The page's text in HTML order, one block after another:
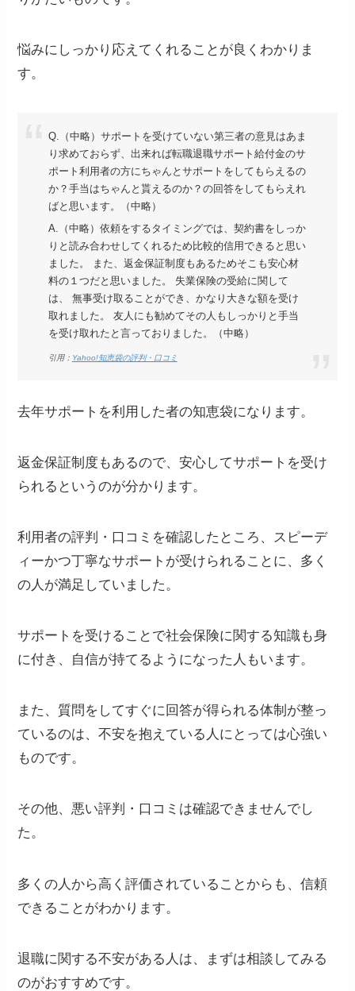
悩みにしっかり応えてくれることが良くわかりま
す。
Q.（中略）サポートを受けていない第三者の意見はあま
り求めておらず、出来れば転職退職サポート給付金のサ
ポート利用者の方にちゃんとサポートをしてもらえるの
か？手当はちゃんと貰えるのか？の回答をしてもらえれ
ばと思います。（中略）
A.（中略）依頼をするタイミングでは、契約書をしっか
りと読み合わせしてくれるため比較的信用できると思い
ました。 また、返金保証制度もあるためそこも安心材
料の１つだと思いました。 失業保険の受給に関して
は、 無事受け取ることができ、かなり大きな額を受け
取れました。 友人にも勧めてその人もしっかりと手当
を受け取れたと言っておりました。（中略）
引用： Yahoo!知恵袋の評判・口コミ
去年サポートを利用した者の知恵袋になります。
返金保証制度もあるので、安心してサポートを受け
られるというのが分かります。
利用者の評判・口コミを確認したところ、スピーデ
ィーかつ丁寧なサポートが受けられることに、多く
の人が満足していました。
サポートを受けることで社会保険に関する知識も身
に付き、自信が持てるようになった人もいます。
また、質問をしてすぐに回答が得られる体制が整っ
ているのは、不安を抱えている人にとっては心強い
ものです。
その他、悪い評判・口コミは確認できませんでし
た。
多くの人から高く評価されていることからも、信頼
できることがわかります。
退職に関する不安がある人は、まずは相談してみる
のがおすすめです。